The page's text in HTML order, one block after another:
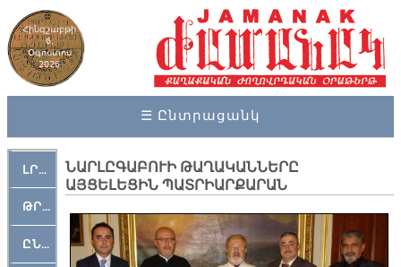
Հինգշաբթի
6,
Օգոստոս
2026
☰ Ընտրացանկ
ԼՐԱՀՈՍ
ԹՐՔԱՀԱՅ ԿԵԱՆՔ
ԸՆԿԵՐԱՄՇԱԿՈՒԹԱՅԻՆ
ՆԱՐԼԸԳԱԲՈՒԻ ԹԱՂԱԿԱՆՆԵՐԸ
ԱՅՑԵԼԵՑԻՆ ՊԱՏՐԻԱՐՔԱՐԱՆ